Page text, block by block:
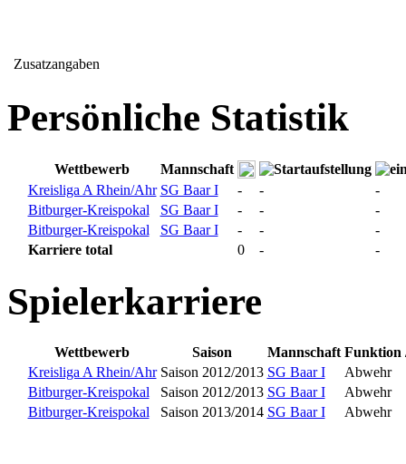
Zusatzangaben
Persönliche Statistik
Wettbewerb
Mannschaft
Kreisliga A Rhein/Ahr SG Baar I - -
-
Bitburger-Kreispokal
SG Baar I - -
-
Bitburger-Kreispokal
SG Baar I - -
-
Karriere total
0 - -
Spielerkarriere
Wettbewerb Saison Mannschaft Funktion
Kreisliga A Rhein/Ahr Saison 2012/2013 SG Baar I
Abwehr
Bitburger-Kreispokal
Saison 2012/2013 SG Baar I
Abwehr
Bitburger-Kreispokal
Saison 2013/2014 SG Baar I Abwehr